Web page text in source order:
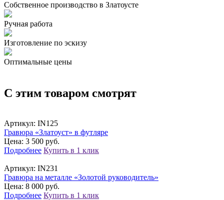
Собственное производство в Златоусте
Ручная работа
Изготовление по эскизу
Оптимальные цены
С этим товаром смотрят
Артикул: IN125
Гравюра «Златоуст» в футляре
Цена: 3 500 руб.
Подробнее Купить в 1 клик
Артикул: IN231
Гравюра на металле «Золотой руководитель»
Цена: 8 000 руб.
Подробнее Купить в 1 клик